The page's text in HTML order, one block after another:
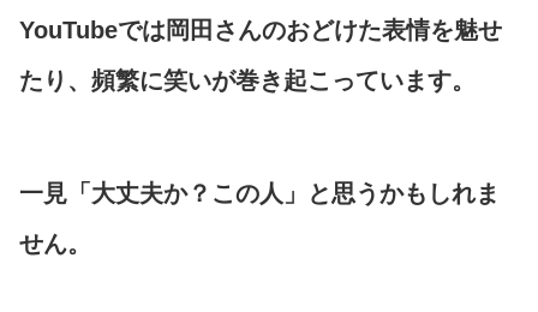
YouTubeでは岡田さんのおどけた表情を魅せ
たり、頻繁に笑いが巻き起こっています。
一見「大丈夫か？この人」と思うかもしれま
せん。